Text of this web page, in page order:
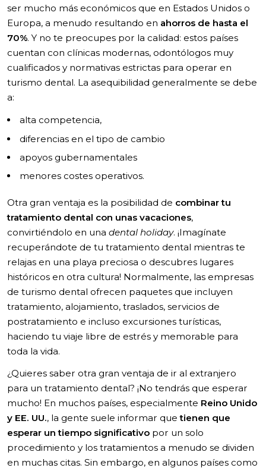
ser mucho más económicos que en Estados Unidos o
Europa, a menudo resultando en ahorros de hasta el
70%. Y no te preocupes por la calidad: estos países
cuentan con clínicas modernas, odontólogos muy
cualificados y normativas estrictas para operar en
turismo dental. La asequibilidad generalmente se debe
a:
alta competencia,
diferencias en el tipo de cambio
apoyos gubernamentales
menores costes operativos.
Otra gran ventaja es la posibilidad de combinar tu
tratamiento dental con unas vacaciones,
convirtiéndolo en una dental holiday. ¡Imagínate
recuperándote de tu tratamiento dental mientras te
relajas en una playa preciosa o descubres lugares
históricos en otra cultura! Normalmente, las empresas
de turismo dental ofrecen paquetes que incluyen
tratamiento, alojamiento, traslados, servicios de
postratamiento e incluso excursiones turísticas,
haciendo tu viaje libre de estrés y memorable para
toda la vida.
¿Quieres saber otra gran ventaja de ir al extranjero
para un tratamiento dental? ¡No tendrás que esperar
mucho! En muchos países, especialmente Reino Unido
y EE. UU., la gente suele informar quetienen que
esperar un tiempo significativo por un solo
procedimiento y los tratamientos a menudo se dividen
en muchas citas. Sin embargo, en algunos países como